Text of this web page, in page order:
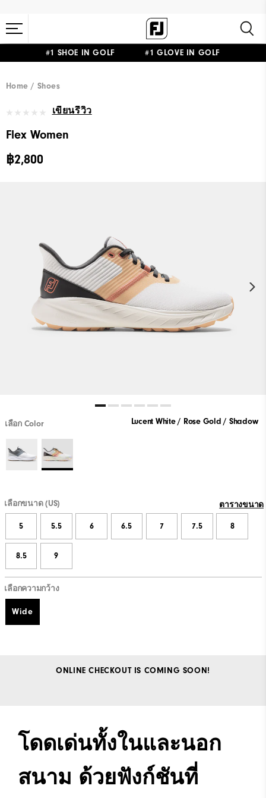
#1 SHOE IN GOLF #1 GLOVE IN GOLF
Home Shoes
เขียนรีวิว
Flex Women
฿2,800
เลือก Color Lucent White / Rose Gold / Shadow
เลือกขนาด (US) ตารางขนาด
5 5.5 6 6.5 7 7.5 8
8.5 9
เลือกความกว้าง
Wide
ONLINE CHECKOUT IS COMING SOON!
โดดเด่นทั้งในและนอก
สนาม ด้วยฟังก์ชันที่